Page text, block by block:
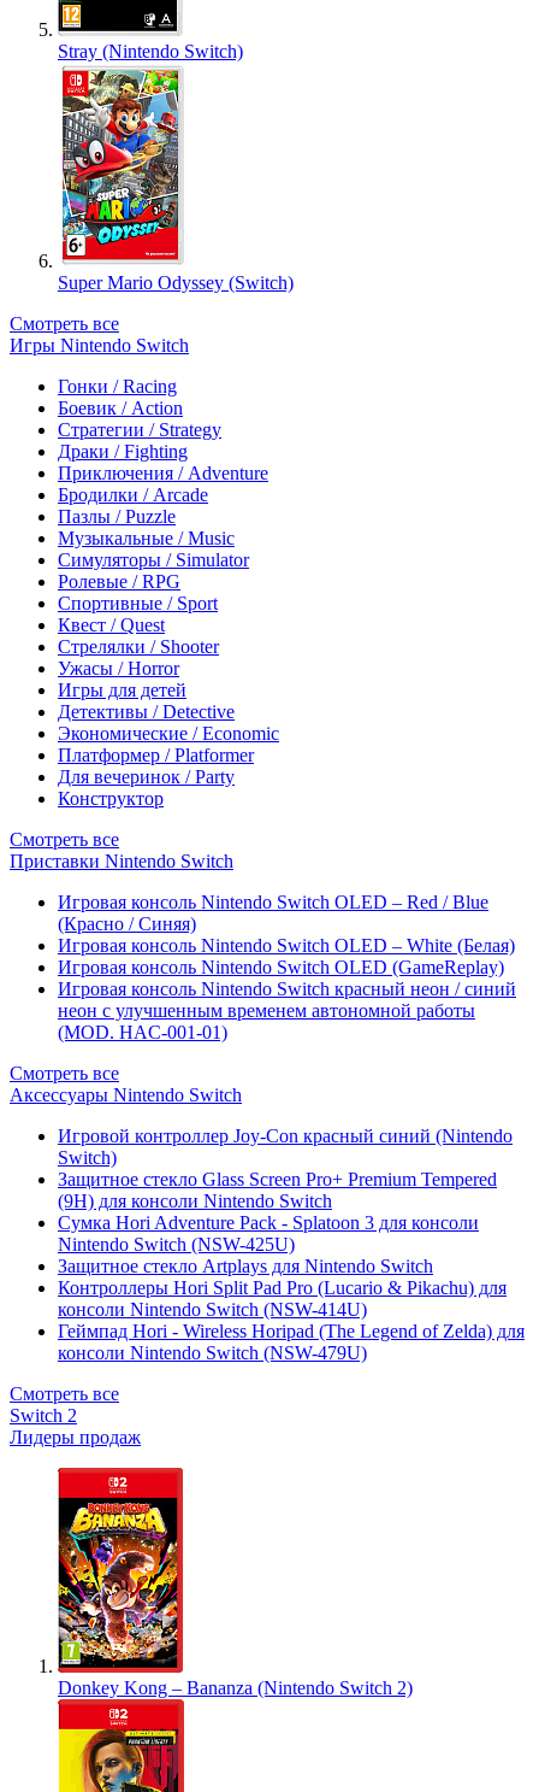
Stray (Nintendo Switch)
Super Mario Odyssey (Switch)
Смотреть все
Игры Nintendo Switch
Гонки / Racing
Боевик / Action
Стратегии / Strategy
Драки / Fighting
Приключения / Adventure
Бродилки / Arcade
Пазлы / Puzzle
Музыкальные / Music
Симуляторы / Simulator
Ролевые / RPG
Спортивные / Sport
Квест / Quest
Стрелялки / Shooter
Ужасы / Horror
Игры для детей
Детективы / Detective
Экономические / Economic
Платформер / Platformer
Для вечеринок / Party
Конструктор
Смотреть все
Приставки Nintendo Switch
Игровая консоль Nintendo Switch OLED – Red / Blue
(Красно / Синяя)
Игровая консоль Nintendo Switch OLED – White (Белая)
Игровая консоль Nintendo Switch OLED (GameReplay)
Игровая консоль Nintendo Switch красный неон / синий
неон с улучшенным временем автономной работы
(MOD. HAC-001-01)
Смотреть все
Аксессуары Nintendo Switch
Игровой контроллер Joy-Con красный синий (Nintendo
Switch)
Защитное стекло Glass Screen Pro+ Premium Tempered
(9H) для консоли Nintendo Switch
Сумка Hori Adventure Pack - Splatoon 3 для консоли
Nintendo Switch (NSW-425U)
Защитное стекло Artplays для Nintendo Switch
Контроллеры Hori Split Pad Pro (Lucario & Pikachu) для
консоли Nintendo Switch (NSW-414U)
Геймпад Hori - Wireless Horipad (The Legend of Zelda) для
консоли Nintendo Switch (NSW-479U)
Смотреть все
Switch 2
Лидеры продаж
Donkey Kong – Bananza (Nintendo Switch 2)